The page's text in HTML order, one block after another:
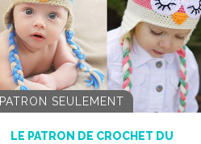
PATRON SEULEMENT
LE PATRON DE CROCHET DU